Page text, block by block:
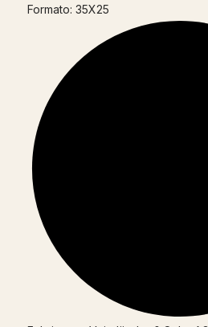
Formato: 35X25